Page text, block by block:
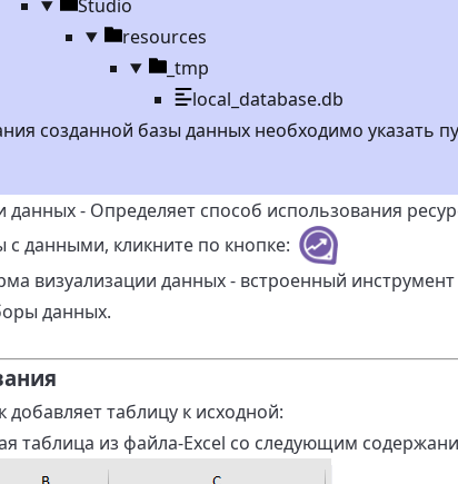
Studio
Директория
resources
Директория
_tmp
local_database.db
созданной базы данных необходимо указать
- Определяет способ использования
с данными, кликните по кнопке:
визуализации данных - встроенный
данных.
таблицу к исходной:
таблица из файла-Excel со следующим